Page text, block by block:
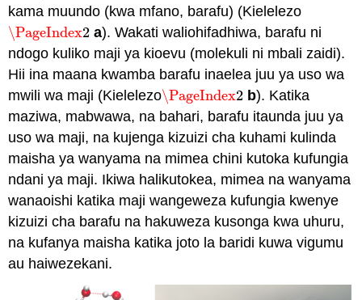
kama muundo (kwa mfano, barafu) (Kielelezo
\PageIndex2
\PageIndex2 a). Wakati waliohifadhiwa, barafu ni
ndogo kuliko maji ya kioevu (molekuli ni mbali zaidi).
Hii ina maana kwamba barafu inaelea juu ya uso wa
mwili wa maji (Kielelezo\PageIndex2
\PageIndex2 b). Katika
maziwa, mabwawa, na bahari, barafu itaunda juu ya
uso wa maji, na kujenga kizuizi cha kuhami kulinda
maisha ya wanyama na mimea chini kutoka kufungia
ndani ya maji. Ikiwa halikutokea, mimea na wanyama
wanaoishi katika maji wangeweza kufungia kwenye
kizuizi cha barafu na hakuweza kusonga kwa uhuru,
na kufanya maisha katika joto la baridi kuwa vigumu
au haiwezekani.